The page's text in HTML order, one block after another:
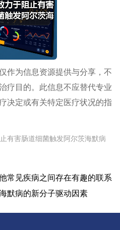
作为信息资源提供与分享，不
疗目的。此信息不应替代专业
决定或有关特定医疗状况的指
有害肠道细菌触发阿尔茨海默病
常见疾病之间存在有趣的联系
默病的新分子驱动因素